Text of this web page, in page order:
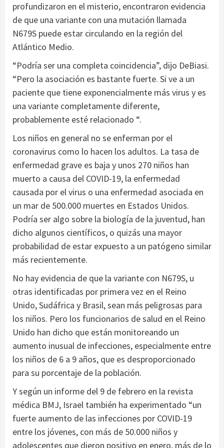
profundizaron en el misterio, encontraron evidencia
de que una variante con una mutación llamada
N679S puede estar circulando en la región del
Atlántico Medio.
“Podría ser una completa coincidencia”, dijo DeBiasi.
“Pero la asociación es bastante fuerte. Si ve a un
paciente que tiene exponencialmente más virus y es
una variante completamente diferente,
probablemente esté relacionado “.
Los niños en general no se enferman por el
coronavirus como lo hacen los adultos. La tasa de
enfermedad grave es baja y unos 270 niños han
muerto a causa del COVID-19, la enfermedad
causada por el virus o una enfermedad asociada en
un mar de 500.000 muertes en Estados Unidos.
Podría ser algo sobre la biología de la juventud, han
dicho algunos científicos, o quizás una mayor
probabilidad de estar expuesto a un patógeno similar
más recientemente.
No hay evidencia de que la variante con N679S, u
otras identificadas por primera vez en el Reino
Unido, Sudáfrica y Brasil, sean más peligrosas para
los niños. Pero los funcionarios de salud en el Reino
Unido han dicho que están monitoreando un
aumento inusual de infecciones, especialmente entre
los niños de 6 a 9 años, que es desproporcionado
para su porcentaje de la población.
Y según un informe del 9 de febrero en la revista
médica BMJ, Israel también ha experimentado “un
fuerte aumento de las infecciones por COVID-19
entre los jóvenes, con más de 50.000 niños y
adolescentes que dieron positivo en enero, más de lo